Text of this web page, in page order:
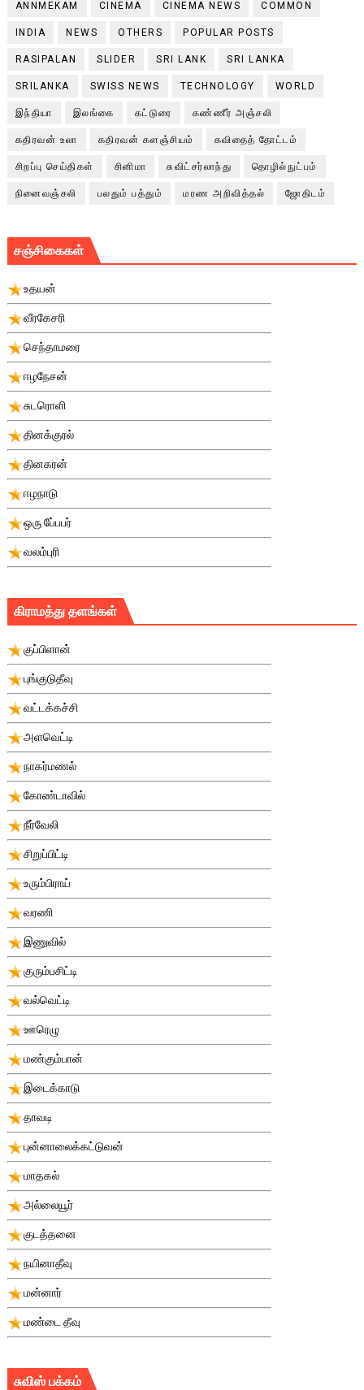
ANNMEKAM CINEMA CINEMA NEWS COMMON
INDIA NEWS OTHERS POPULAR POSTS
RASIPALAN SLIDER SRI LANK SRI LANKA
SRILANKA SWISS NEWS TECHNOLOGY WORLD
இந்தியா இலங்கை கட்டுரை கண்ணீர் அஞ்சலி
கதிரவன் உலா கதிரவன் களஞ்சியம் கவிதைத் தோட்டம்
சிறப்பு செய்திகள் சினிமா சுவிட்சர்லாந்து தொழில்நுட்பம்
நினைவஞ்சலி பலதும் பத்தும் மரண அறிவித்தல் ஜோதிடம்
சஞ்சிகைகள்
உதயன்
வீரகேசரி
செந்தாமரை
ஈழநேசன்
சுடரொளி
தினக்குரல்
தினகரன்
ஈழநாடு
ஒரு பே்பபர்
வலம்புரி
கிராமத்து தளங்கள்
குப்பிளான்
புங்குடுதீவு
வட்டக்கச்சி
அளவெட்டி
நாகர்மணல்
கோண்டாவில்
நீர்வேலி
சிறுப்பிட்டி
உரும்பிராய்
வரணி
இணுவில்
குரும்பசிட்டி
வல்வெட்டி
ஊரெழு
மண்கும்பான்
இடைக்காடு
தாவடி
புன்னாலைக்கட்டுவன்
மாதகல்
அல்லையூர்
குடத்தனை
நயினாதீவு
மன்னார்
மண்டை தீவு
சுவிஸ் பக்கம்